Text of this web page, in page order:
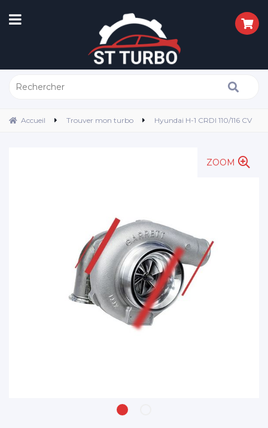
Accueil Trouver mon turbo Hyundai H-1 CRDI 110/116 CV
ZOOM